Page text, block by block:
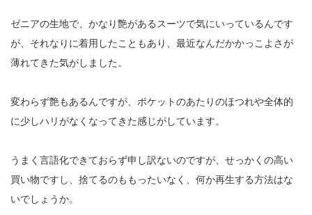
ゼニアの生地で、かなり艶があるスーツで気にいっているんです
が、それなりに着用したこともあり、最近なんだかかっこよさが
薄れてきた気がしました。
変わらず艶もあるんですが、ポケットのあたりのほつれや全体的
に少しハリがなくなってきた感じがしています。
うまく言語化できておらず申し訳ないのですが、せっかくの高い
買い物ですし、捨てるのももったいなく、何か再生する方法はな
いでしょうか。